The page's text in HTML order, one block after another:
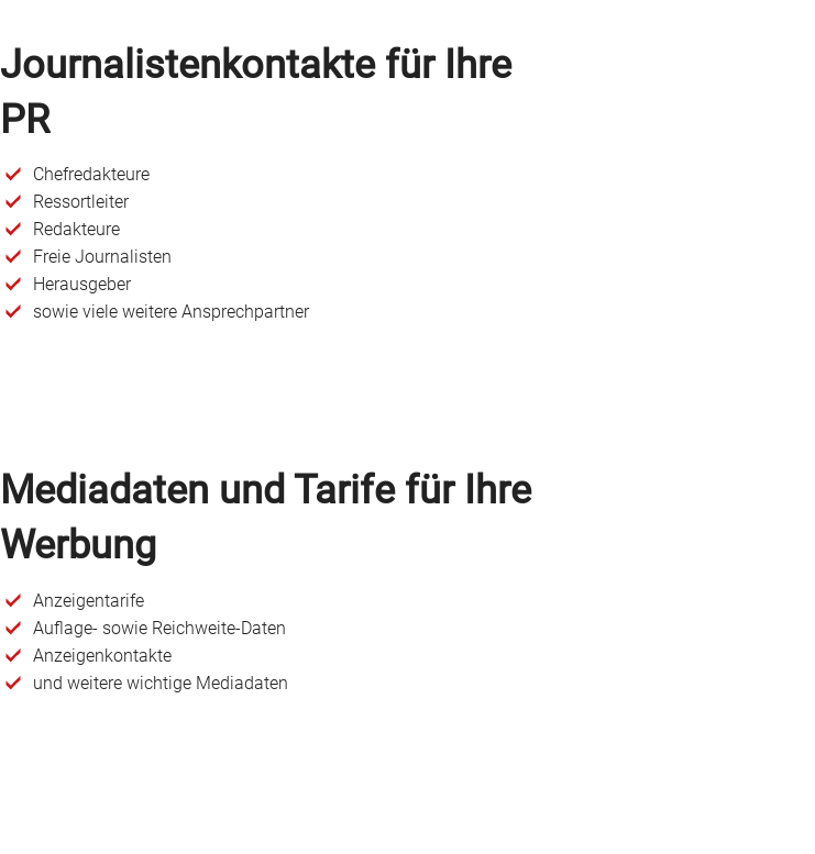
Journalistenkontakte für Ihre
PR
Chefredakteure
Ressortleiter
Redakteure
Freie Journalisten
Herausgeber
sowie viele weitere Ansprechpartner
Mediadaten und Tarife für Ihre
Werbung
Anzeigentarife
Auflage- sowie Reichweite-Daten
Anzeigenkontakte
und weitere wichtige Mediadaten